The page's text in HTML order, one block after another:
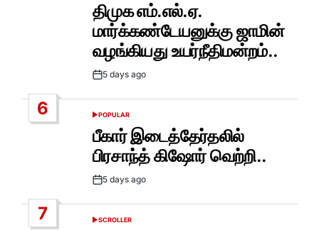
திமுக எம்.எல்.ஏ.
மார்க்கண்டேயனுக்கு ஜாமின்
வழங்கியது உயர்நீதிமன்றம்..
Post5 days ago
6
POSTED
IN
POPULAR
பீகார் இடைத்தேர்தலில்
பிரசாந்த் கிஷோர் வெற்றி..
Post5 days ago
7
POSTED
SCROLLER